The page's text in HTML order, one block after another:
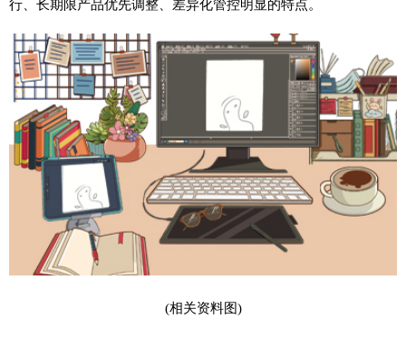
行、长期限产品优先调整、差异化管控明显的特点。
(相关资料图)